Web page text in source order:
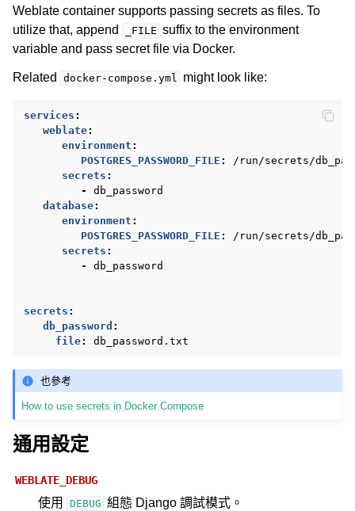
Weblate container supports passing secrets as files. To
utilize that, append
_FILE suffix to the environment
variable and pass secret file via Docker.
Related docker-compose.yml might look like:
services :
weblate:
environment :
POSTGRES_PASSWORD_FILE :
/run/secrets/
secrets :
-
db_password
database:
environment :
POSTGRES_PASSWORD_FILE :
/run/secrets/
secrets :
-
db_password
secrets :
db_password :
file: db_password.txt
也參考
How to use secrets in Docker Compose
通用設定
WEBLATE_DEBUG
使用 DEBUG 組態 Django 調試模式。